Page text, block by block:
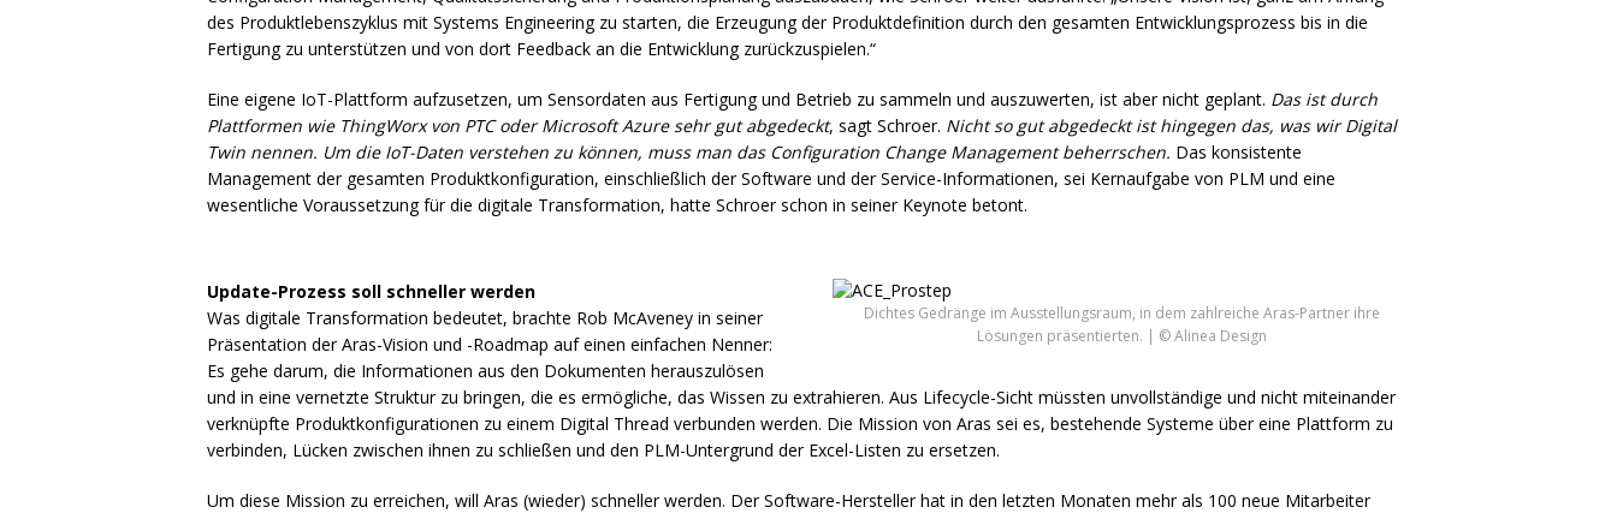
des Produktlebenszyklus mit Systems Engineering zu starten, die Erzeugung der Produktdefinition durch den gesamten Entwicklungsprozess bis in die
Fertigung zu unterstützen und von dort Feedback an die Entwicklung zurückzuspielen.“
Eine eigene IoT-Plattform aufzusetzen, um Sensordaten aus Fertigung und Betrieb zu sammeln und auszuwerten, ist aber nicht geplant. Das ist durch
Plattformen wie ThingWorx von PTCoder Microsoft Azure sehr gut abgedeckt, sagt Schroer. Nicht so gut abgedeckt ist hingegen das, was wir Digital
Twin nennen. Um die IoT-Daten verstehen zu können, muss man das Configuration Change Management beherrschen. Das konsistente
Management der gesamten Produktkonfiguration, einschließlich der Software und der Service-Informationen, sei Kernaufgabe von PLM und eine
wesentliche Voraussetzung für die digitale Transformation, hatte Schroer schon in seiner Keynote betont.
Dichtes Gedränge im Ausstellungsraum, in dem zahlreiche Aras-Partner ihre
Lösungen präsentierten. | © Alinea Design
Update-Prozess soll schneller werden
Was digitale Transformation bedeutet, brachte Rob McAveney in seiner
Präsentation der Aras-Vision und -Roadmap auf einen einfachen Nenner:
Es gehe darum, die Informationen aus den Dokumenten herauszulösen
und in eine vernetzte Struktur zu bringen, die es ermögliche, das Wissen zu extrahieren. Aus Lifecycle-Sicht müssten unvollständige und nicht miteinander
verknüpfte Produktkonfigurationen zu einem Digital Thread verbunden werden. Die Mission von Aras sei es, bestehende Systeme über eine Plattform zu
verbinden, Lücken zwischen ihnen zu schließen und den PLM-Untergrund der Excel-Listen zu ersetzen.
Um diese Mission zu erreichen, will Aras (wieder) schneller werden. Der Software-Hersteller hat in den letzten Monaten mehr als 100 neue Mitarbeiter